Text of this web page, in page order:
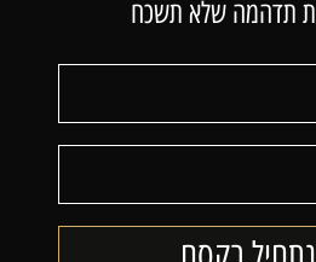
תדהמה שלא תשכח